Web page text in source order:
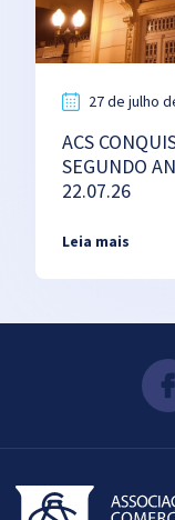
27 de julho
ACS
SEGUNDO
22.07.26
Leia mais